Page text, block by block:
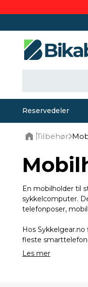
Reservedeler
Tilbehør
En mobilholder til
sykkelcomputer.
telefonposer,
Hos
fleste
Les mer